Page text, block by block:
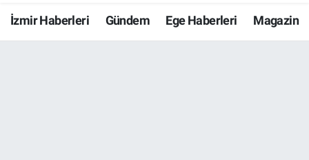
İzmir Haberleri Gündem Ege Haberleri Magazin
Resmi İlanlar